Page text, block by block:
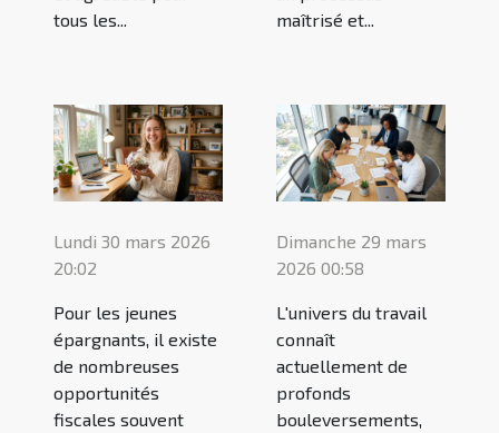
tous les...
maîtrisé et...
Lundi 30 mars 2026
20:02
Pour les jeunes
épargnants, il existe
de nombreuses
opportunités
fiscales souvent
Dimanche 29 mars
2026 00:58
L'univers du travail
connaît
actuellement de
profonds
bouleversements,